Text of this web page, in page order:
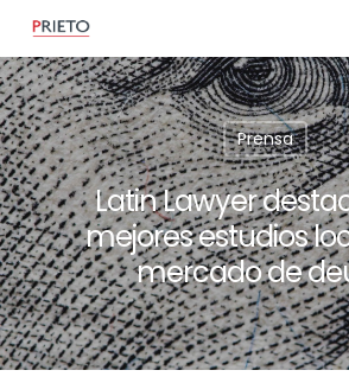
Prensa
Latin Lawyer
mejores estudios
mercado de